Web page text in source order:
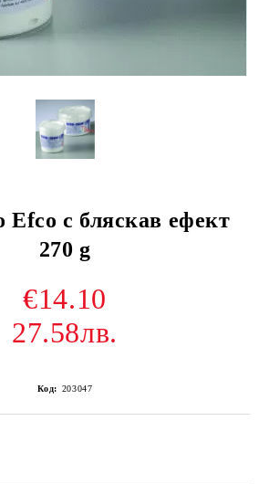
Efco с бляскав ефект
270 g
€14.10
27.58лв.
Код: 203047